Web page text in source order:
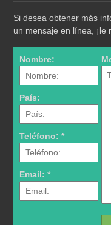
Si desea obtener más
un mensaje en línea, ¡le
Nombre:
País:
Teléfono: *
Email: *